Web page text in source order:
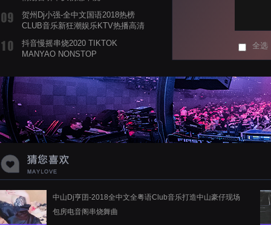
贺州Dj小强-全中文国语2018热榜
CLUB音乐新狂潮娱乐KTV热播高清
抖音慢摇串烧2020 TIKTOK
MANYAO NONSTOP
蝉爸爸妈妈爱存在夏天的风是想你的
声音啊
全选
中山Dj亨囝-2018全中文全粤语Club音乐打造中山豪仔现场
包房电音阁串烧舞曲